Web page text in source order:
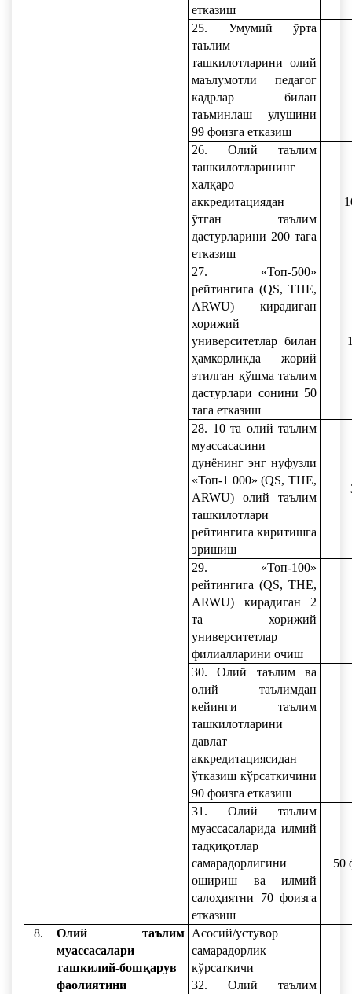
етказиш
25. Умумий ўрта
таълим
ташкилотларини олий
маълумотли педагог
кадрлар билан
таъминлаш улушини
99 фоизга етказиш
26. Олий таълим
ташкилотларининг
халқаро
аккредитациядан
ўтган таълим
дастурларини 200 тага
етказиш
27. «Топ-500»
рейтингига (QS, TНE,
ARWU) кирадиган
хорижий
университетлар билан
ҳамкорликда жорий
этилган қўшма таълим
дастурлари сонини 50
тага етказиш
28. 10 та олий таълим
муассасасини
дунёнинг энг нуфузли
«Топ-1 000» (QS, TНE,
ARWU) олий таълим
ташкилотлари
рейтингига киритишга
эришиш
29. «Топ-100»
рейтингига (QS, TНE,
ARWU) кирадиган 2
та хорижий
университетлар
филиалларини очиш
30. Олий таълим ва
олий таълимдан
кейинги таълим
ташкилотларини
давлат
аккредитациясидан
ўтказиш кўрсаткичини
90 фоизга етказиш
31. Олий таълим
муассасаларида илмий
тадқиқотлар
самарадорлигини
ошириш ва илмий
салоҳиятни 70 фоизга
етказиш
50
8.
Олий таълим
муассасалари
ташкилий-бошқарув
фаолиятини
Асосий/устувор
самарадорлик
кўрсаткичи
32. Олий таълим